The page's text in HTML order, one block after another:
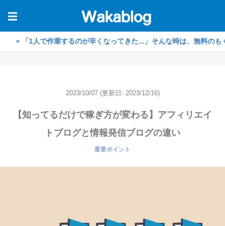
☰
で作業するのが辛くなってきた...」そんな時は、無料のもくもく作
2023/10/07 (更新日: 2023/12/16)
【知ってるだけで稼ぎ方が変わる】アフィリエイ
トブログと情報発信ブログの違い
重要ポイント